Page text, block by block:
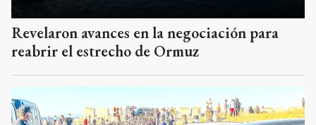
Revelaron avances en la negociación para
reabrir el estrecho de Ormuz